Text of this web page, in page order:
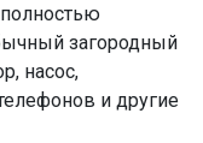
загородный
насос,
и другие